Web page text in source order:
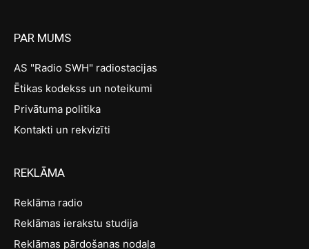
PAR MUMS
AS "Radio SWH" radiostacijas
Ētikas kodekss un noteikumi
Privātuma politika
Kontakti un rekvizīti
REKLĀMA
Reklāma radio
Reklāmas ierakstu studija
Reklāmas pārdošanas nodaļa